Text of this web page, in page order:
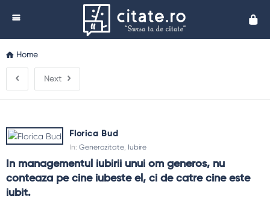
Home
Next
Florica Bud
In: Generozitate, Iubire
In managementul iubirii unui om generos, nu
conteaza pe cine iubeste el, ci de catre cine este
iubit.